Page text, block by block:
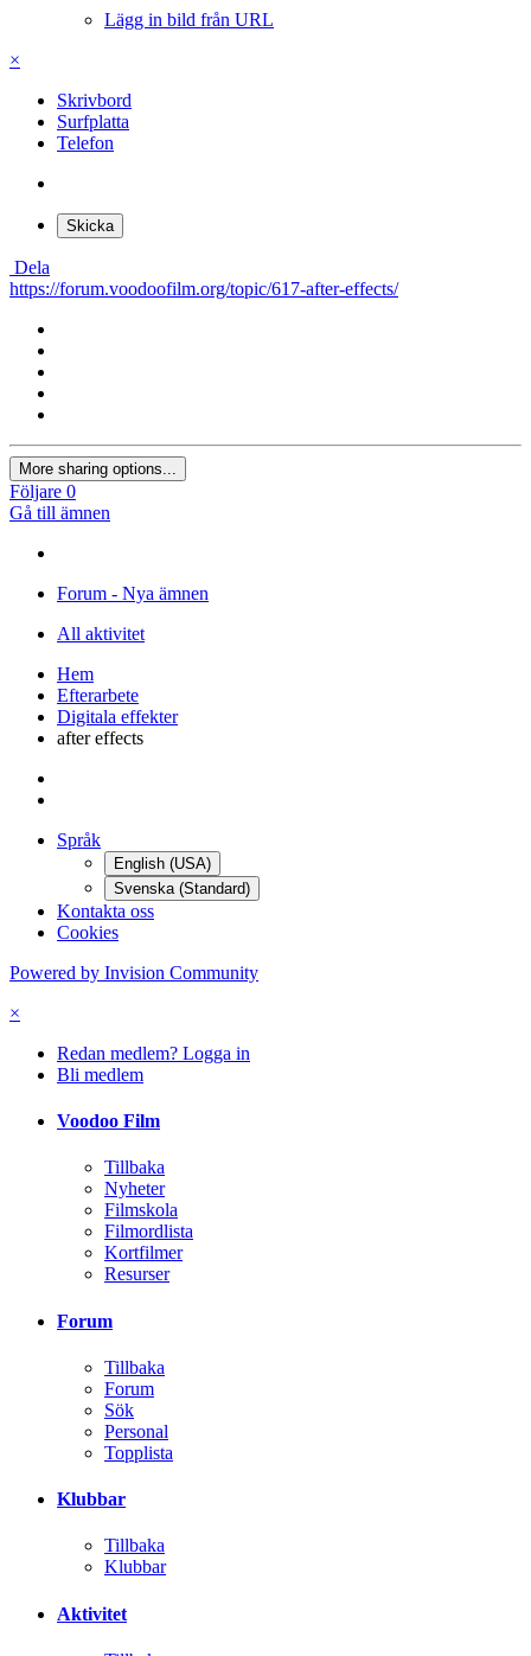
Lägg in bild från URL
×
Skrivbord
Surfplatta
Telefon
Skicka
Dela
https://forum.voodoofilm.org/topic/617-after-effects/
More sharing options...
Följare 0
Gå till ämnen
Forum - Nya ämnen
All aktivitet
Hem
Efterarbete
Digitala effekter
after effects
Språk
English (USA)
Svenska (Standard)
Kontakta oss
Cookies
Powered by Invision Community
×
Redan medlem? Logga in
Bli medlem
Voodoo Film
Tillbaka
Nyheter
Filmskola
Filmordlista
Kortfilmer
Resurser
Forum
Tillbaka
Forum
Sök
Personal
Topplista
Klubbar
Tillbaka
Klubbar
Aktivitet